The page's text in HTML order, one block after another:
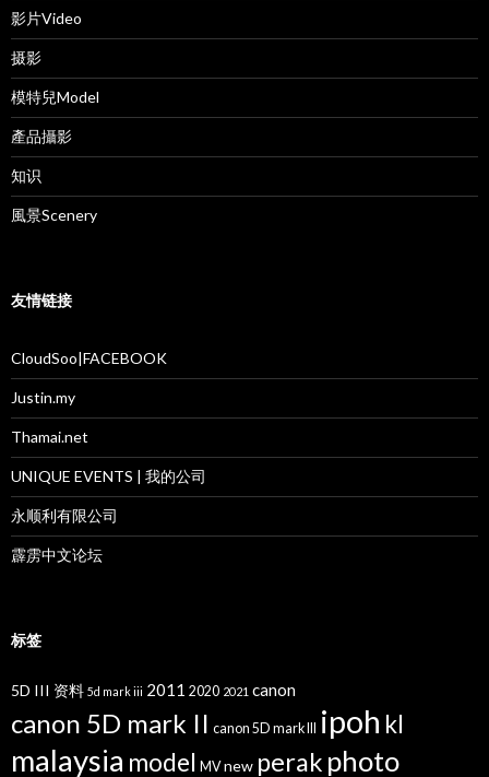
影片Video
摄影
模特兒Model
產品攝影
知识
風景Scenery
友情链接
CloudSoo|FACEBOOK
Justin.my
Thamai.net
UNIQUE EVENTS | 我的公司
永顺利有限公司
霹雳中文论坛
标签
5D III 资料 5d mark iii 2011 2020 2021 canon
canon 5D mark II canon 5D mark III ipoh kl
malaysia model MV new perak photo